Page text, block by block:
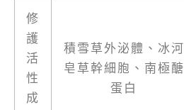
修
護
活
性
成
積雪草外泌體、冰河
皂草幹細胞、南極醣
蛋白